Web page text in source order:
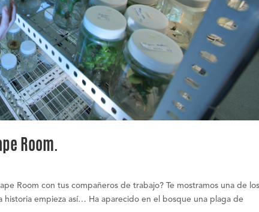
Room.
Room con tus compañeros de trabajo? Te mostramos una de
empieza así… Ha aparecido en el bosque una plaga de